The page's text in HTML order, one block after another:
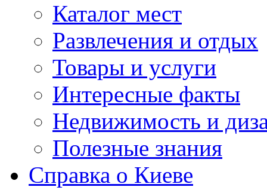
Каталог мест
Развлечения и отдых
Товары и услуги
Интересные факты
Недвижимость и
Полезные знания
Справка о Киеве